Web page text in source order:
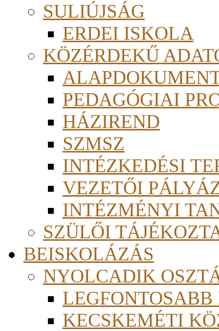
SULIÚJSÁG
ERDEI ISKOLA
KÖZÉRDEKŰ
PEDAGÓGIAI
HÁZIREND
SZMSZ
INTÉZKEDÉSI
VEZETŐI
INTÉZMÉNYI
SZÜLŐI
BEISKOLÁZÁS
NYOLCADIK
KECSKEMÉTI